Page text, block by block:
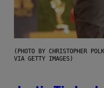
(PHOTO BY CHRISTOPHER
VIA GETTY IMAGES)